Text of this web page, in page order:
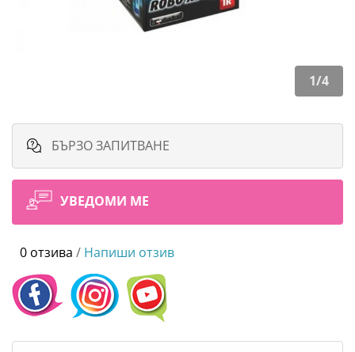
1/4
БЪРЗО ЗАПИТВАНЕ
УВЕДОМИ МЕ
0 отзива / Напиши отзив